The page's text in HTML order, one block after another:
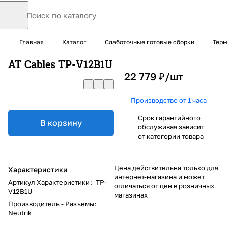
Главная Каталог Слаботочные готовые сборки
AT Cables TP-V12B1U
В корзину
Характеристики
Артикул Характеристики: TP-
V12B1U
Производитель - Разъемы:
Neutrik
22 779 ₽/шт
Производство от 1 часа
Срок гарантийного
обслуживая зависит
от категории товара
Цена действительна только для
интернет-магазина и может
отличаться от цен в розничных
магазинах